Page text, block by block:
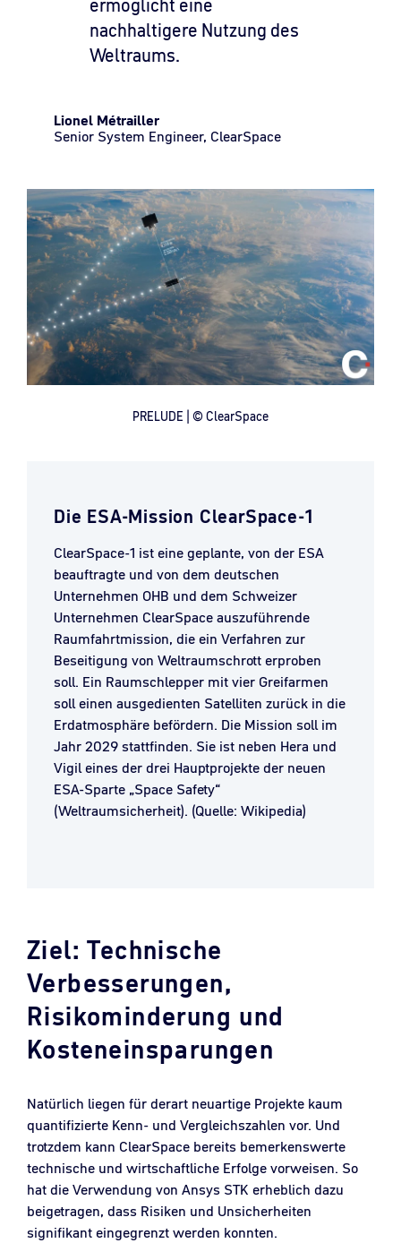
ermöglicht eine
nachhaltigere Nutzung des
Weltraums.
Lionel Métrailler
Senior System Engineer, ClearSpace
PRELUDE | © ClearSpace
Die ESA-Mission ClearSpace-1
ClearSpace-1 ist eine geplante, von der ESA
beauftragte und von dem deutschen
Unternehmen OHB und dem Schweizer
Unternehmen ClearSpace auszuführende
Raumfahrtmission, die ein Verfahren zur
Beseitigung von Weltraumschrott erproben
soll. Ein Raumschlepper mit vier Greifarmen
soll einen ausgedienten Satelliten zurück in die
Erdatmosphäre befördern. Die Mission soll im
Jahr 2029 stattfinden. Sie ist neben Hera und
Vigil eines der drei Hauptprojekte der neuen
ESA-Sparte „Space Safety“
(Weltraumsicherheit). (Quelle: Wikipedia)
Ziel: Technische
Verbesserungen,
Risikominderung und
Kosteneinsparungen
Natürlich liegen für derart neuartige Projekte kaum
quantifizierte Kenn- und Vergleichszahlen vor. Und
trotzdem kann ClearSpace bereits bemerkenswerte
technische und wirtschaftliche Erfolge vorweisen. So
hat die Verwendung von Ansys STK erheblich dazu
beigetragen, dass Risiken und Unsicherheiten
signifikant eingegrenzt werden konnten.